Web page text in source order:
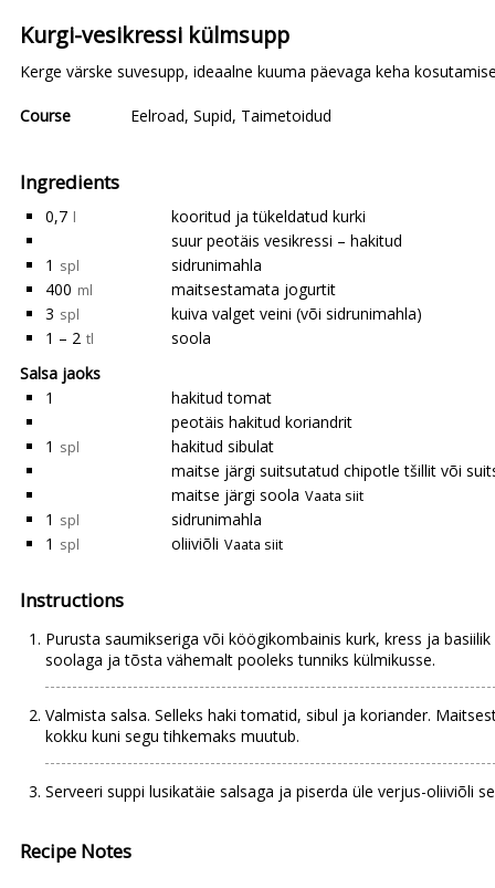
Kurgi-vesikressi külmsupp
Kerge värske suvesupp, ideaalne kuuma päevaga keha
Course Eelroad, Supid, Taimetoidud
Ingredients
0,7 l
kooritud ja tükeldatud kurki
suur peotäis vesikressi – hakitud
1 spl
sidrunimahla
400 ml
maitsestamata jogurtit
3 spl
kuiva valget veini (või sidrunimahla)
1 – 2 tl
soola
Salsa jaoks
1
hakitud tomat
peotäis hakitud koriandrit
1 spl
hakitud sibulat
maitse järgi suitsutatud chipotle tšillit või
maitse järgi soola Vaata siit
1 spl
sidrunimahla
1 spl oliiviõli Vaata siit
Instructions
Purusta saumikseriga või köögikombainis kurk, kress ja
soolaga ja tõsta vähemalt pooleks tunniks külmikusse.
Valmista salsa. Selleks haki tomatid, sibul ja koriander.
kokku kuni segu tihkemaks muutub.
Serveeri suppi lusikatäie salsaga ja piserda üle verjus-oliiviõli
Recipe Notes